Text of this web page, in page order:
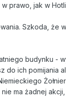
prawo, jak w
Szkoda, że
budynku -
do ich
ma żadnej